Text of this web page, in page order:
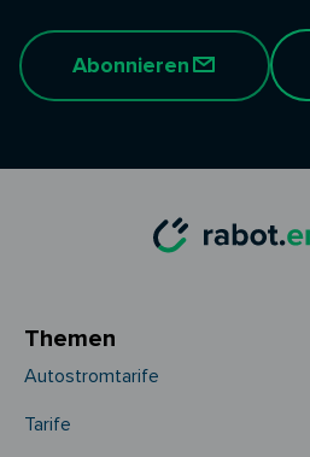
Abonnieren
Themen
Autostromtarife
Tarife